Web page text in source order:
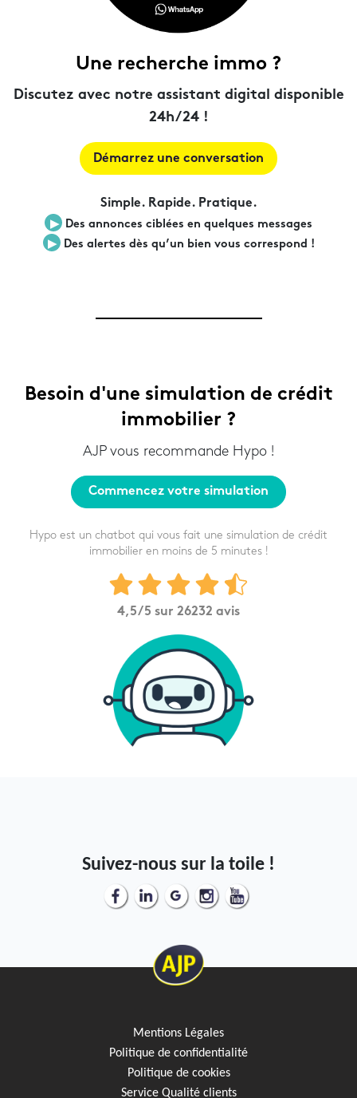
Une recherche immo ?
Discutez avec notre assistant digital disponible
24h/24 !
Démarrez une conversation
Simple. Rapide. Pratique.
▶︎
Des annonces ciblées en quelques messages
▶︎ Des alertes dès qu’un bien vous correspond !
Besoin d'une simulation de crédit
immobilier ?
AJP vous recommande Hypo !
Commencez votre simulation
Hypo est un chatbot qui vous fait une simulation de crédit
immobilier en moins de 5 minutes !
4,5/5 sur 26232 avis
Suivez-nous sur la toile !
Mentions Légales
Politique de confidentialité
Politique de cookies
Service Qualité clients